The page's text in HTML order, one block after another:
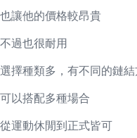
也讓他的價格較昂貴
不過也很耐用
選擇種類多，有不同的鏈
可以搭配多種場合
從運動休閒到正式皆可